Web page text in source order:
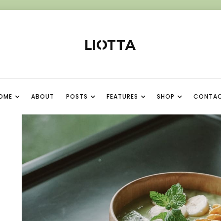
ABOUT POSTS FEATURES SHOP